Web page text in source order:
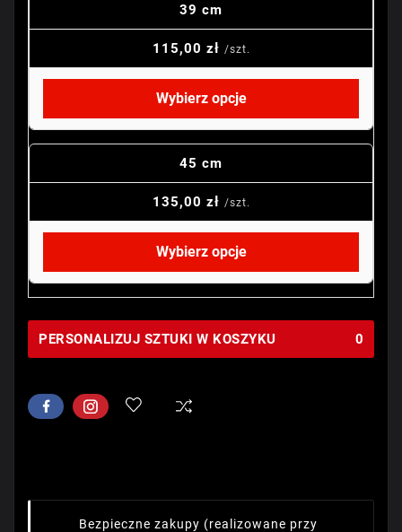
39 cm
115,00 zł /szt.
Wybierz opcje
45 cm
135,00 zł /szt.
Wybierz opcje
PERSONALIZUJ SZTUKI W KOSZYKU 0
Bezpieczne zakupy (realizowane przy